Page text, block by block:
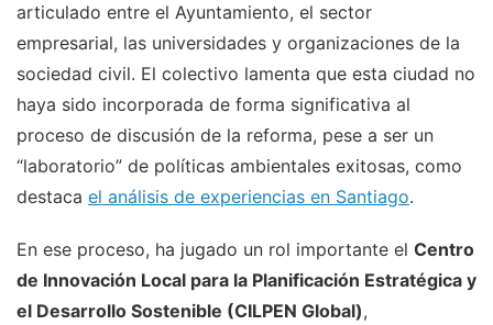
articulado entre el Ayuntamiento, el sector
empresarial, las universidades y organizaciones de la
sociedad civil. El colectivo lamenta que esta ciudad no
haya sido incorporada de forma significativa al
proceso de discusión de la reforma, pese a ser un
“laboratorio” de políticas ambientales exitosas, como
destaca el análisis de experiencias en Santiago.
En ese proceso, ha jugado un rol importante el Centro
de Innovación Local para la Planificación Estratégica y
el Desarrollo Sostenible (CILPEN Global),